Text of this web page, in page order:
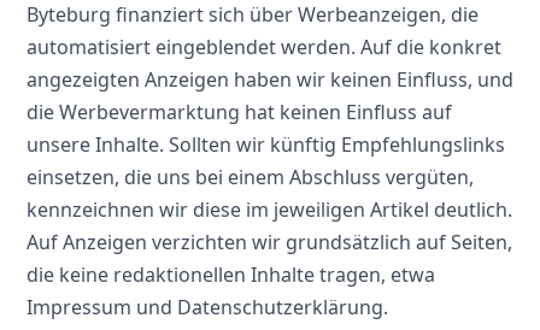
Byteburg finanziert sich über Werbeanzeigen, die
automatisiert eingeblendet werden. Auf die konkret
angezeigten Anzeigen haben wir keinen Einfluss, und
die Werbevermarktung hat keinen Einfluss auf
unsere Inhalte. Sollten wir künftig Empfehlungslinks
einsetzen, die uns bei einem Abschluss vergüten,
kennzeichnen wir diese im jeweiligen Artikel deutlich.
Auf Anzeigen verzichten wir grundsätzlich auf Seiten,
die keine redaktionellen Inhalte tragen, etwa
Impressum und Datenschutzerklärung.